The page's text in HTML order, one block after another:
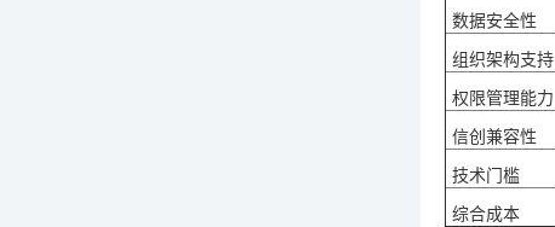
数据安全性
组织架构支持
权限管理能力
信创兼容性
技术门槛
综合成本